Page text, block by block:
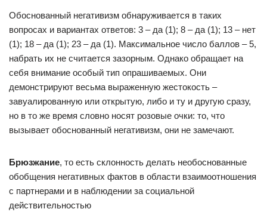
Обоснованный негативизм обнаруживается в таких
вопросах и вариантах ответов: 3 – да (1); 8 – да (1); 13 – нет
(1); 18 – да (1); 23 – да (1). Максимальное число баллов – 5,
набрать их не считается зазорным. Однако обращает на
себя внимание особый тип опрашиваемых. Они
демонстрируют весьма выраженную жестокость –
завуалированную или открытую, либо и ту и другую сразу,
но в то же время словно носят розовые очки: то, что
вызывает обоснованный негативизм, они не замечают.
Брюзжание, то есть склонность делать необоснованные
обобщения негативных фактов в области взаимоотношения
с партнерами и в наблюдении за социальной
действительностью